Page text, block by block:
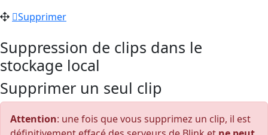
Supprimer
Suppression de clips dans le
stockage local
Supprimer un seul clip
Attention: une fois que vous supprimez un clip, il est